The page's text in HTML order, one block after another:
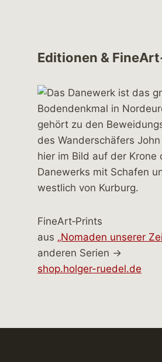
Editionen &
FineArt‑Prints
aus „Nomaden unserer
anderen Serien →
shop.holger-ruedel.de